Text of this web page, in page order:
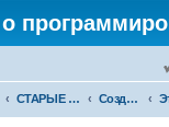
СТАРЫЕ УРОКИ Создание игр шаг за шагом